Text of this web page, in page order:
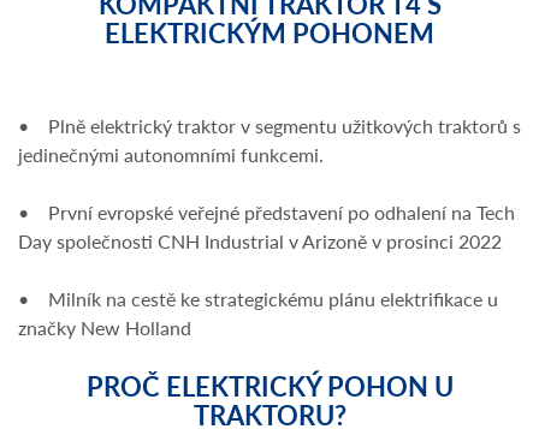
ELEKTRICKÝM POHONEM
• Plně elektrický traktor v segmentu užitkových traktorů s
jedinečnými autonomními funkcemi.
• První evropské veřejné představení po odhalení na Tech
Day společnosti CNH Industrial v Arizoně v prosinci 2022
• Milník na cestě ke strategickému plánu elektrifikace u
značky New Holland
PROČ ELEKTRICKÝ POHON U
TRAKTORU?